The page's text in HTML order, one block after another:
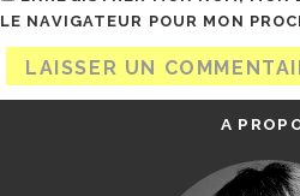
LE NAVIGATEUR POUR MON
A